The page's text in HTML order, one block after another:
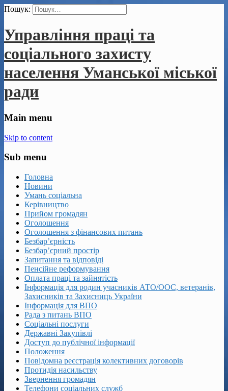
Пошук:
Управління праці та
соціального захисту
населення Уманської міської
ради
Main menu
Skip to content
Sub menu
Головна
Новини
Умань соціальна
Керівництво
Прийом громадян
Оголошення
Оголошення з фінансових питань
Безбар’єрність
Безбар’єрний простір
Запитання та відповіді
Пенсійне реформування
Оплата праці та зайнятість
Інформація для родин учасників АТО/ООС, ветеранів,
Захисників та Захисниць України
Інформація для ВПО
Рада з питань ВПО
Соціальні послуги
Державні Закупівлі
Доступ до публічної інформації
Положення
Повідомна реєстрація колективних договорів
Протидія насильству
Звернення громадян
Телефони соціальних служб